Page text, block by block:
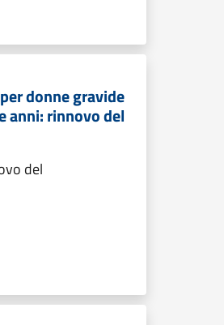
donne gravide
anni: rinnovo del
del